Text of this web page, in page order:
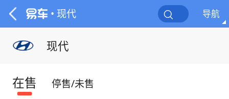
• 现代 导航
现代
在售 停售/未售